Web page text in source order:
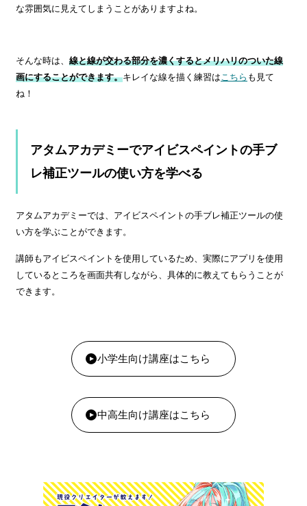
な雰囲気に見えてしまうことがありますよね。
そんな時は、 線と線が交わる部分を濃くするとメリハリのついた線
画にすることができます。キレイな線を描く練習はこちら も見て
ね！
アタムアカデミーでアイビスペイントの手ブ
レ補正ツールの使い方を学べる
アタムアカデミーでは、アイビスペイントの手ブレ補正ツールの使
い方を学ぶことができます。
講師もアイビスペイントを使用しているため、実際にアプリを使用
しているところを画面共有しながら、具体的に教えてもらうことが
できます。
小学生向け講座はこちら
中高生向け講座はこちら